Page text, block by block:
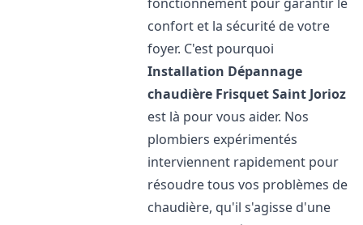
confort et la sécurité de votre
foyer. C'est pourquoi
Installation Dépannage
chaudière FrisquetSaint Jorioz
est là pour vous aider. Nos
plombiers expérimentés
interviennent rapidement pour
résoudre tous vos problèmes de
chaudière, qu'il s'agisse d'une